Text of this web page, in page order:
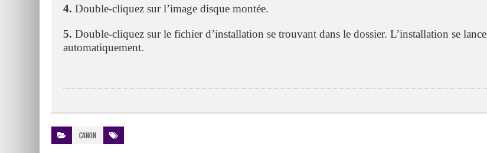
4. Double-cliquez sur l’image disque montée.
5. Double-cliquez sur le fichier d’installation se trouvant dans le dossier. L’installation se lance
automatiquement.
Canon